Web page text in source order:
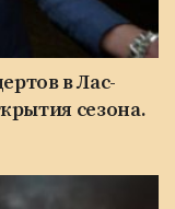
в Лас-
сезона.